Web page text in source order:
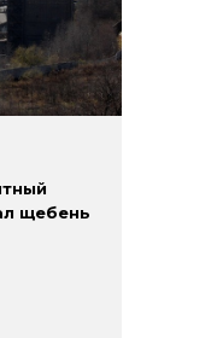
щебень